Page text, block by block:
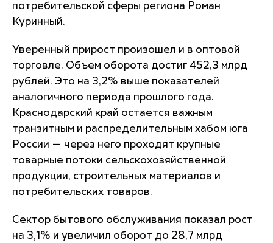
потребительской сферы региона Роман
Куринный.
Уверенный прирост произошел и в оптовой
торговле. Объем оборота достиг 452,3 млрд
рублей. Это на 3,2% выше показателей
аналогичного периода прошлого года.
Краснодарский край остается важным
транзитным и распределительным хабом юга
России — через него проходят крупные
товарные потоки сельскохозяйственной
продукции, строительных материалов и
потребительских товаров.
Сектор бытового обслуживания показал рост
на 3,1% и увеличил оборот до 28,7 млрд